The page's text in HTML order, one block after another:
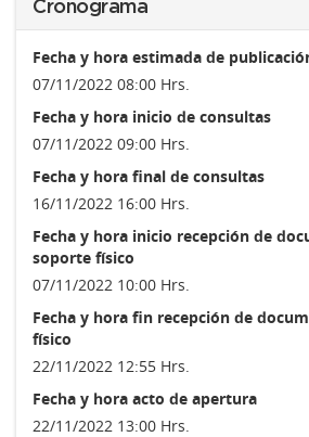
Cronograma
Fecha y hora estimada de
07/11/2022 08:00 Hrs.
Fecha y hora inicio de consultas
07/11/2022 09:00 Hrs.
Fecha y hora final de consultas
16/11/2022 16:00 Hrs.
Fecha y hora inicio recepción de
soporte físico
07/11/2022 10:00 Hrs.
Fecha y hora fin recepción de
físico
22/11/2022 12:55 Hrs.
Fecha y hora acto de apertura
22/11/2022 13:00 Hrs.